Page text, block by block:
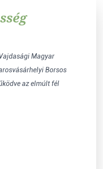
Magyar
Borsos
az elmúlt fél